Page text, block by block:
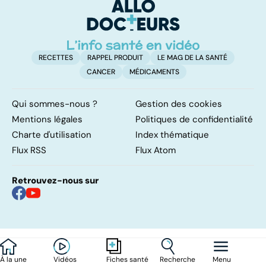
À la une Vidéos Fiches santé Recherche Menu
d'angine ?
RECETTES RAPPEL PRODUIT
LE MAG DE LA SANTÉ
CANCER
MÉDICAMENTS
Qui sommes-nous ?
Gestion des cookies
Mentions légales
Politiques de confidentialité
Charte d'utilisation
Index thématique
Flux RSS
Flux Atom
Retrouvez-nous sur